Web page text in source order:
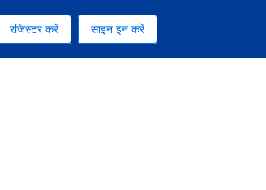
हुआ है
रजिस्टर करें साइन इन करें